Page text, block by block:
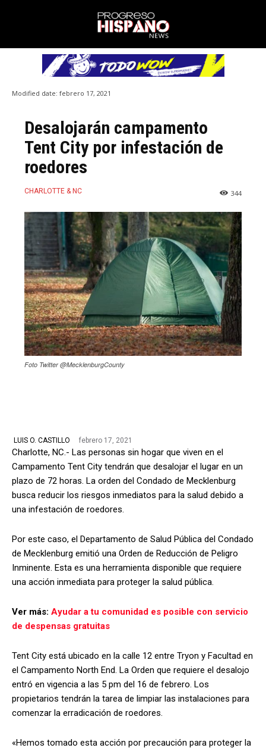
Modified date: febrero 17, 2021
Desalojarán campamento
Tent City por infestación de
roedores
CHARLOTTE & NC 344
Foto Twitter @MecklenburgCounty
LUIS O. CASTILLO febrero 17, 2021
Charlotte, NC.- Las personas sin hogar que viven en el
Campamento Tent City tendrán que desalojar el lugar en un
plazo de 72 horas. La orden del Condado de Mecklenburg
busca reducir los riesgos inmediatos para la salud debido a
una infestación de roedores.
Por este caso, el Departamento de Salud Pública del Condado
de Mecklenburg emitió una Orden de Reducción de Peligro
Inminente. Esta es una herramienta disponible que requiere
una acción inmediata para proteger la salud pública.
Ver más: Ayudar a tu comunidad es posible con servicio
de despensas gratuitas
Tent City está ubicado en la calle 12 entre Tryon y Facultad en
el Campamento North End. La Orden que requiere el desalojo
entró en vigencia a las 5 pm del 16 de febrero. Los
propietarios tendrán la tarea de limpiar las instalaciones para
comenzar la erradicación de roedores.
«Hemos tomado esta acción por precaución para proteger la